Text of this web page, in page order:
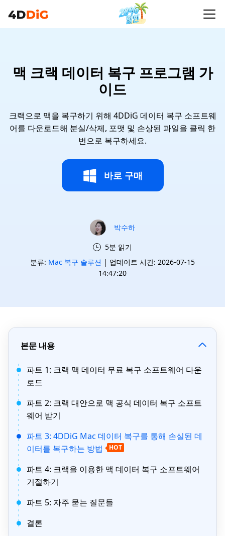
맥 크랙 데이터 복구 프로그램 가
이드
크랙으로 맥을 복구하기 위해 4DDiG 데이터 복구 소프트웨
어를 다운로드해 분실/삭제, 포맷 및 손상된 파일을 클릭 한
번으로 복구하세요.
바로 구매
박수하
5분 읽기
분류: Mac 복구 솔루션 | 업데이트 시간: 2026-07-15
14:47:20
본문 내용
파트 1: 크랙 맥 데이터 무료 복구 소프트웨어 다운
로드
파트 2: 크랙 대안으로 맥 공식 데이터 복구 소프트
웨어 받기
파트 3: 4DDiG Mac 데이터 복구를 통해 손실된 데
이터를 복구하는 방법
HOT
파트 4: 크랙을 이용한 맥 데이터 복구 소프트웨어
거절하기
파트 5: 자주 묻는 질문들
결론